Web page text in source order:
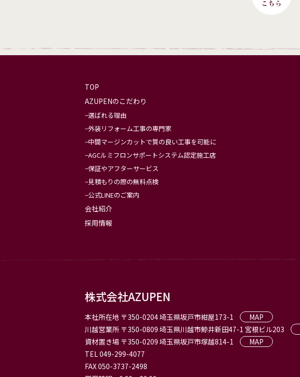
TOP
AZUPENのこだわり
選ばれる理由
外装リフォーム工事の専門家
中間マージンカットで質の良い工事を可能に
AGCルミフロンサポートシステム認定施工店
保証やアフターサービス
見積もりの際の無料点検
公式LINEのご案内
会社紹介
採用情報
株式会社AZUPEN
本社所在地 〒350-0204 埼玉県坂戸市紺屋173-1
MAP
川越営業所 〒350-0809 埼玉県川越市鯨井新田47-1 宮根ビル203
資材置き場 〒350-0209 埼玉県坂戸市塚越814-1
MAP
TEL 049-299-4077
FAX 050-3737-2498